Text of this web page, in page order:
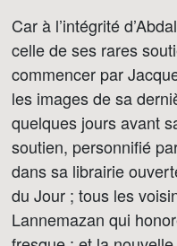
Car à l’intégrité
celle de ses rares
commencer par
les images de sa
quelques jours avant
soutien, personnifié
dans sa librairie
du Jour ; tous les
Lannemazan qui